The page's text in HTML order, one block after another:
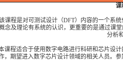
课
课程是对可测试设计（DFT）内容的一个系
念及理论有系统的认识，更重要的是通过课
分析
课程适合于使用数字电路进行科研和芯片设
，期望进入数字芯片设计领域的相关人员。